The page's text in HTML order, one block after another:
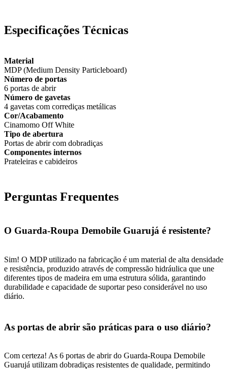
Especificações Técnicas
Material
MDP (Medium Density Particleboard)
Número de portas
6 portas de abrir
Número de gavetas
4 gavetas com corrediças metálicas
Cor/Acabamento
Cinamomo Off White
Tipo de abertura
Portas de abrir com dobradiças
Componentes internos
Prateleiras e cabideiros
Perguntas Frequentes
O Guarda-Roupa Demobile Guarujá é resistente?
Sim! O MDP utilizado na fabricação é um material de alta densidade
e resistência, produzido através de compressão hidráulica que une
diferentes tipos de madeira em uma estrutura sólida, garantindo
durabilidade e capacidade de suportar peso considerável no uso
diário.
As portas de abrir são práticas para o uso diário?
Com certeza! As 6 portas de abrir do Guarda-Roupa Demobile
Guarujá utilizam dobradiças resistentes de qualidade, permitindo